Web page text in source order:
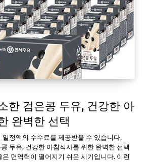
한 검은콩 두유, 건강한 아
완벽한 선택
정액의 수수료를 제공받을 수 있습니다.
두유, 건강한 아침식사를 위한 완벽한 선택
면역력이 떨어지기 쉬운 시기입니다. 이런